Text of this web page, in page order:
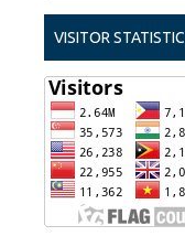
VISITOR STATISTIC